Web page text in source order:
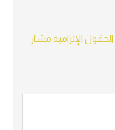
الحقول الإلزامية مشار